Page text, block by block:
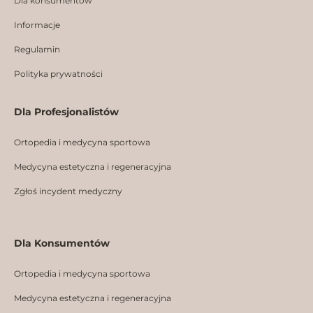
Informacje
Regulamin
Polityka prywatności
Dla Profesjonalistów
Ortopedia i medycyna sportowa
Medycyna estetyczna i regeneracyjna
Zgłoś incydent medyczny
Dla Konsumentów
Ortopedia i medycyna sportowa
Medycyna estetyczna i regeneracyjna